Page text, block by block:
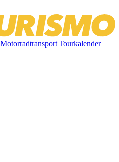
MotorradtransportTourkalender